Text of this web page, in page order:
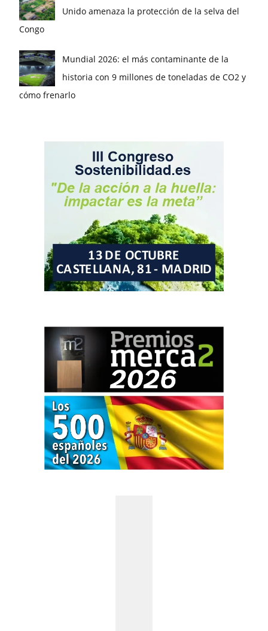
Unido amenaza la protección de la selva del
Congo
Mundial 2026: el más contaminante de la
historia con 9 millones de toneladas de CO2 y
cómo frenarlo